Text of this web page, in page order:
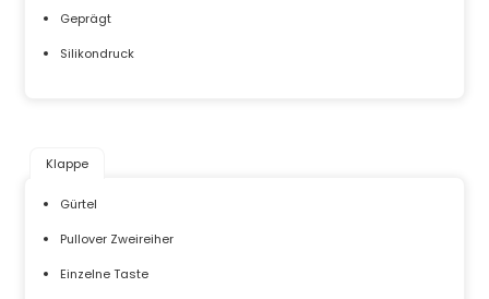
Geprägt
Silikondruck
Klappe
Gürtel
Pullover Zweireiher
Einzelne Taste